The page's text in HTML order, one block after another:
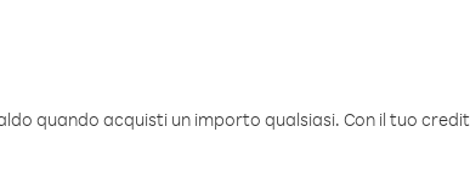
quando acquisti un importo qualsiasi. Con il tuo